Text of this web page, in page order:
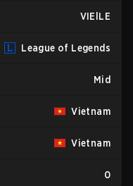
VIElLE
League of Legends
Mid
Vietnam
Vietnam
0